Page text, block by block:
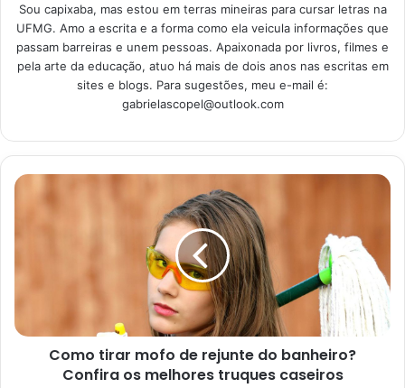
Como limpar a máquina de
lavar com vinagre e
bicarbonato?
fazer essa receitinha, você deve deixar deixar a máquina
encher até o nível mais alto, geralmente sendo o 4, e
colocá-la no ciclo de lavagem mais básico, o qual irá
terminar mais rápido.
Feito isso, coloque um pouco de bicarbonato na água e
vinagre branco de álcool. Em seguida, basta que você
deixe-a cumprir todo o processo de lavagem e, prontinho!
Essa receitinha é boa para os momentos em que você
deseja manter a máquina limpa, mas que ainda não está
Sou capixaba, mas estou em terras mineiras para cursar letras na
UFMG. Amo a escrita e a forma como ela veicula informações que
passam barreiras e unem pessoas. Apaixonada por livros, filmes e
pela arte da educação, atuo há mais de dois anos nas escritas em
sites e blogs. Para sugestões, meu e-mail é:
gabrielascopel@outlook.com
Como tirar mofo de rejunte do banheiro?
Confira os melhores truques caseiros